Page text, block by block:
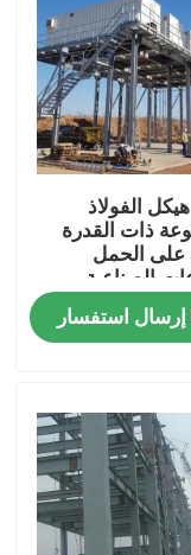
الفولاذ
ذات القدرة
على الحمل
الصناعية
إرسال استفسار